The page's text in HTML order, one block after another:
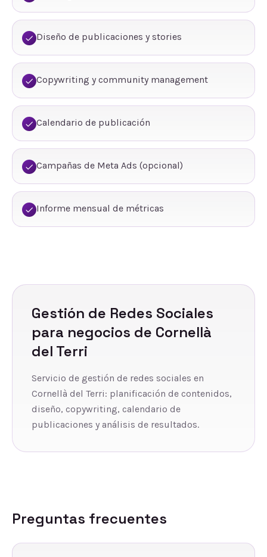
Diseño de publicaciones y stories
Copywriting y community management
Calendario de publicación
Campañas de Meta Ads (opcional)
Informe mensual de métricas
Gestión de Redes Sociales
para negocios de Cornellà
del Terri
Servicio de gestión de redes sociales en
Cornellà del Terri: planificación de contenidos,
diseño, copywriting, calendario de
publicaciones y análisis de resultados.
Preguntas frecuentes